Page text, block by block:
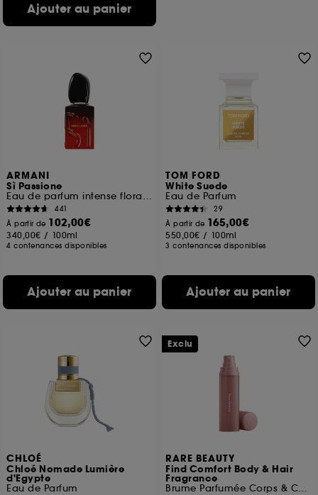
Ajouter au panier
ARMANI
Sì Passione
Eau de parfum intense florale ambrée Rechargeable
441
À partir de 102,00€
340,00€ / 100ml
4 contenances disponibles
Ajouter au panier
TOM FORD
White Suede
Eau de Parfum
29
À partir de 165,00€
550,00€ / 100ml
3 contenances disponibles
Ajouter au panier
CHLOÉ
Chloé Nomade Lumière
d'Egypte
Eau de Parfum
RARE BEAUTY
Find Comfort Body & Hair
Fragrance
Brume Parfumée Corps & Cheveux
Exclu